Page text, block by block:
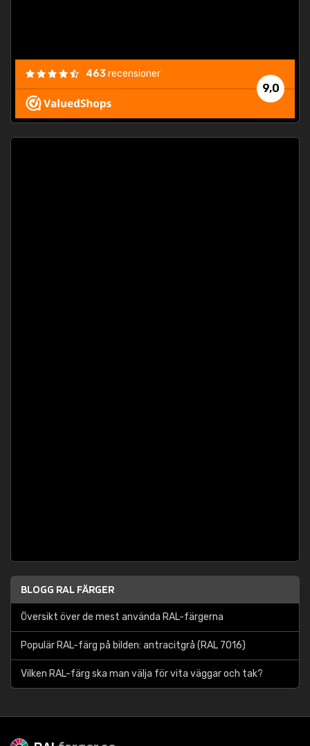
9,0
463recensioner
BLOGG RAL FÄRGER
Översikt över de mest använda RAL-färgerna
Populär RAL-färg på bilden: antracitgrå (RAL 7016)
Vilken RAL-färg ska man välja för vita väggar och tak?